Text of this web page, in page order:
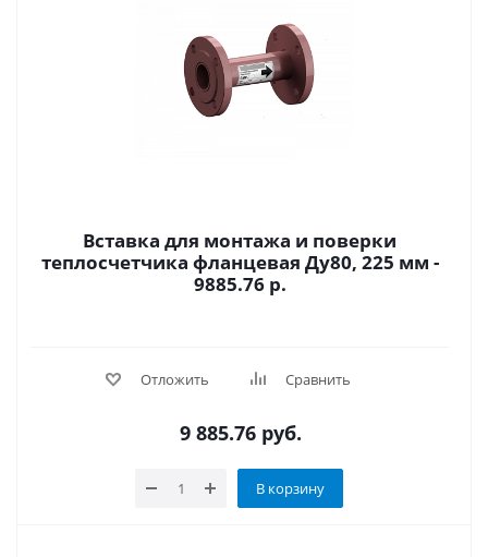
Вставка для монтажа и поверки
теплосчетчика фланцевая Ду80, 225 мм -
9885.76 р.
Отложить Сравнить
9 885.76руб.
В корзину